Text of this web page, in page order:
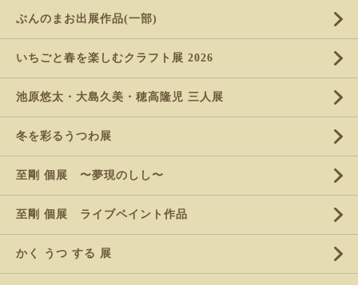
ぶんのまお出展作品(一部)
いちごと春を楽しむクラフト展 2026
池原悠太・大島久美・穂高隆児 三人展
冬を彩るうつわ展
至剛 個展 〜夢現のしし〜
至剛 個展 ライブペイント作品
かく うつ する 展